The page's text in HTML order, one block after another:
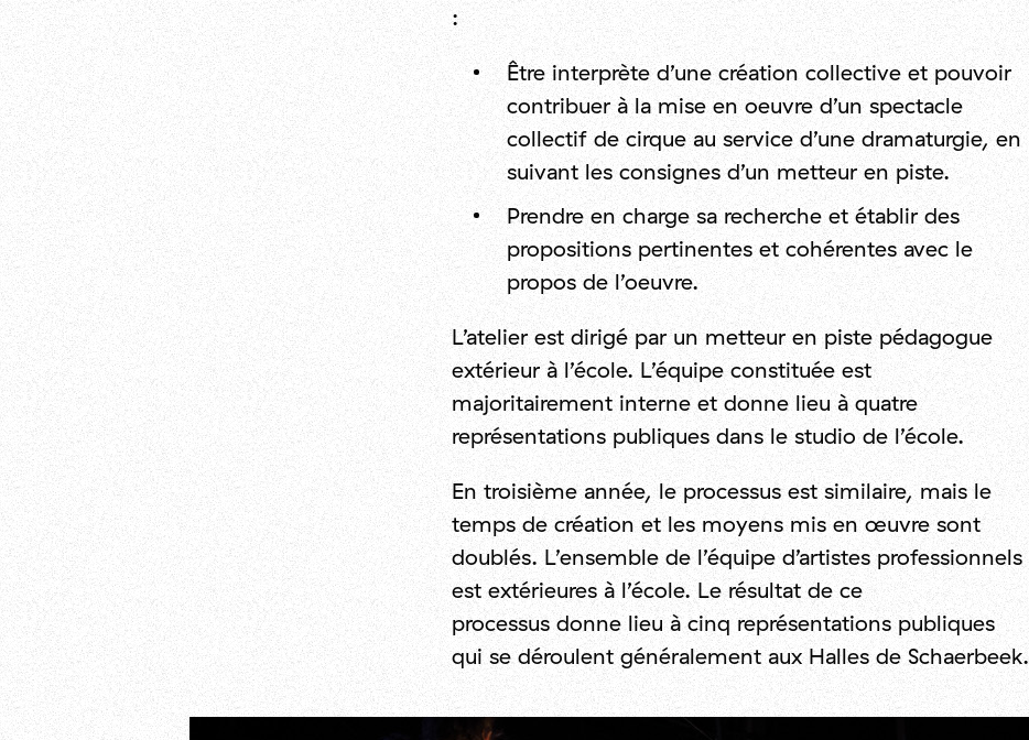
:
Être interprète d’une création collective et pouvoir
contribuer à la mise en oeuvre d’un spectacle
collectif de cirque au service d’une dramaturgie, en
suivant les consignes d’un metteur en piste.
Prendre en charge sa recherche et établir des
propositions pertinentes et cohérentes avec le
propos de l’oeuvre.
L’atelier est dirigé par un metteur en piste pédagogue
extérieur à l’école. L’équipe constituée est
majoritairement interne et donne lieu à quatre
représentations publiques dans le studio de l’école.
En troisième année, le processus est similaire, mais le
temps de création et les moyens mis en œuvre sont
doublés. L’ensemble de l’équipe d’artistes professionnels
est extérieures à l’école. Le résultat de ce
processus donne lieu à cinq représentations publiques
qui se déroulent généralement aux Halles de Schaerbeek.